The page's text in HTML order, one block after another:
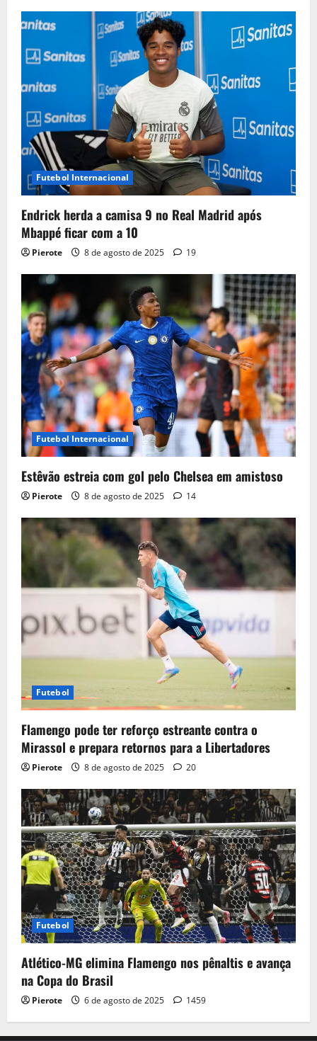
Futebol Internacional
Endrick herda a camisa 9 no Real Madrid após
Mbappé ficar com a 10
Pierote 8 de agosto de 2025 19
Futebol Internacional
Estêvão estreia com gol pelo Chelsea em amistoso
Pierote 8 de agosto de 2025 14
Futebol
Flamengo pode ter reforço estreante contra o
Mirassol e prepara retornos para a Libertadores
Pierote 8 de agosto de 2025 20
Futebol
Atlético-MG elimina Flamengo nos pênaltis e avança
na Copa do Brasil
Pierote 6 de agosto de 2025 1459